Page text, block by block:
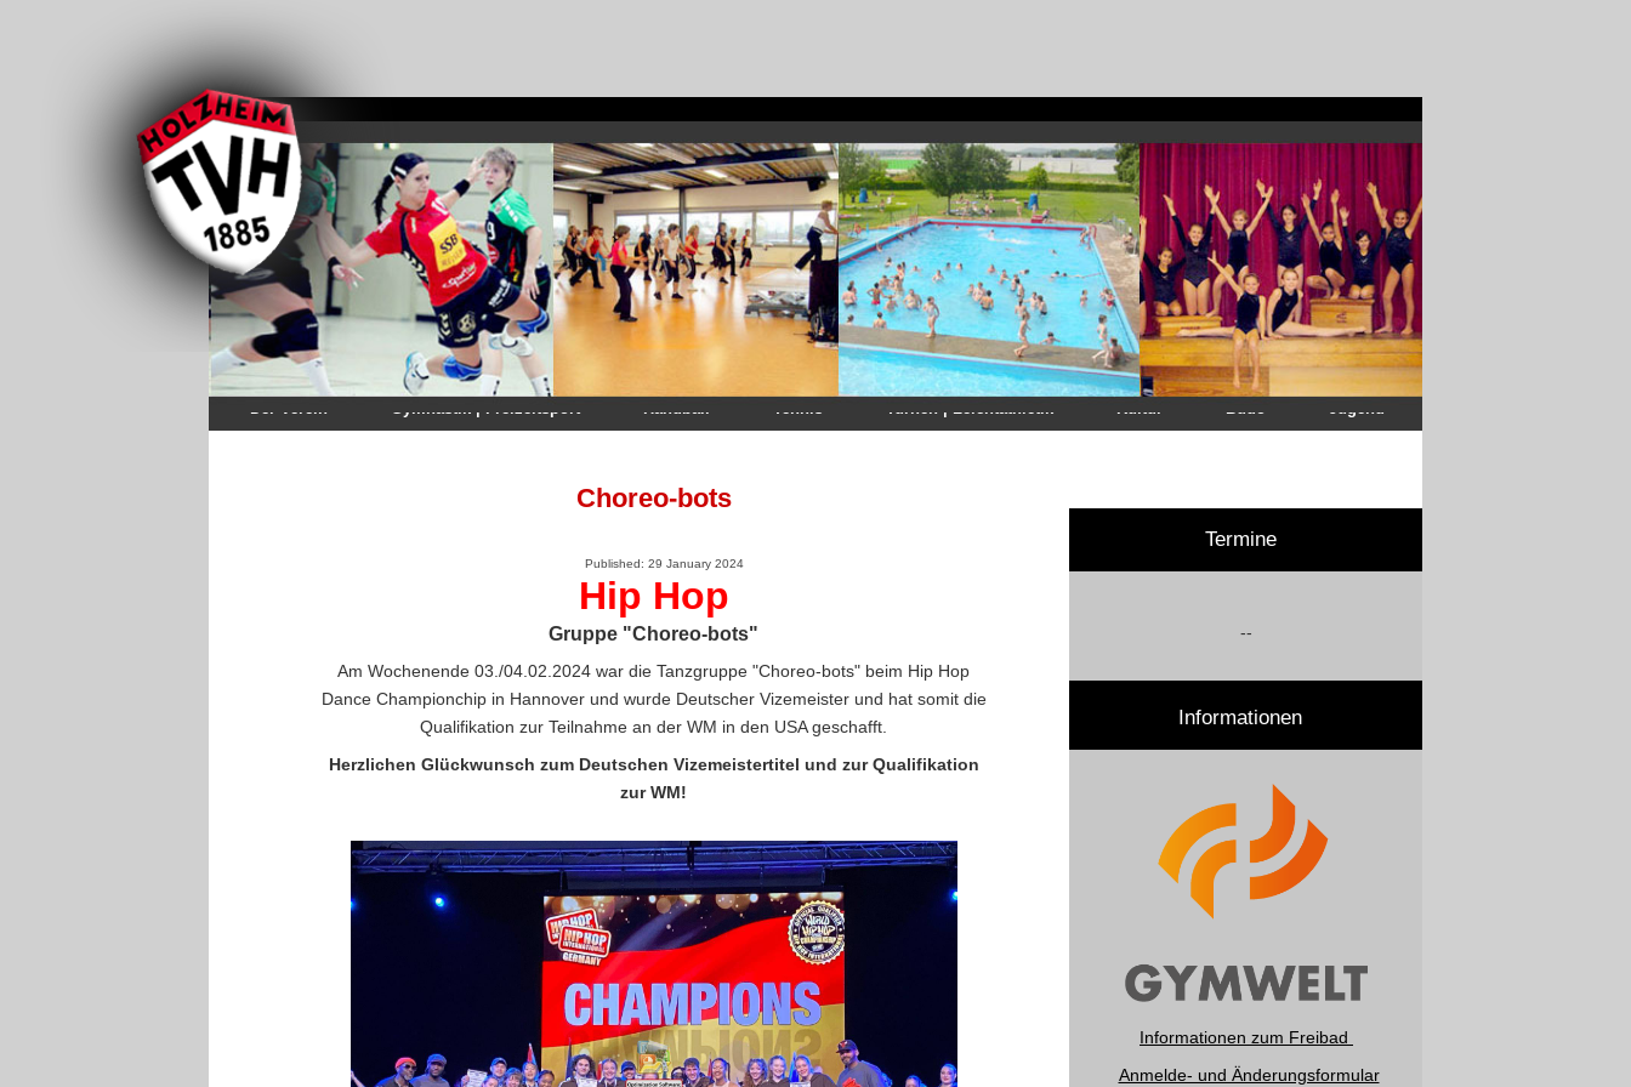
Der Verein Gymnastik | Freizeitsport Handball Tennis Turnen | Leichtathletik Kultur Budo Jugend
Choreo-bots
Published: 29 January 2024
Hip Hop
Gruppe "Choreo-bots"
Am Wochenende 03./04.02.2024 war die Tanzgruppe "Choreo-bots" beim Hip Hop
Dance Championchip in Hannover und wurde Deutscher Vizemeister und hat somit die
Qualifikation zur Teilnahme an der WM in den USA geschafft.
Herzlichen Glückwunsch zum Deutschen Vizemeistertitel und zur Qualifikation
zur WM!
Termine
--
Informationen
Informationen zum Freibad
Anmelde- und Änderungsformular